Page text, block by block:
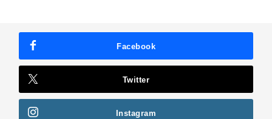
Facebook
Twitter
Instagram